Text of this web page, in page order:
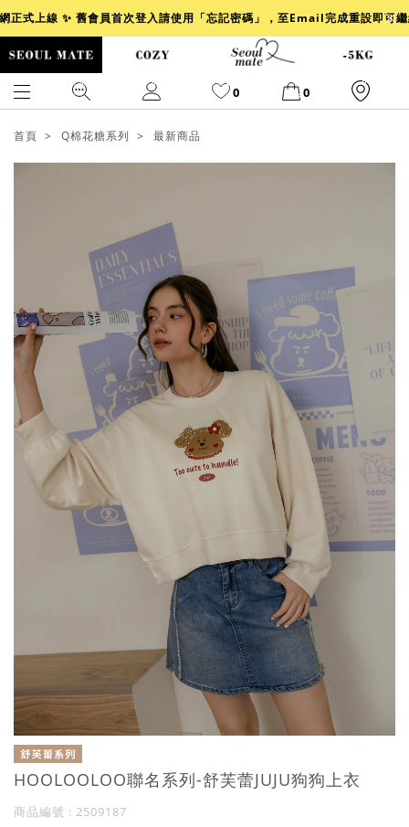
正式上線 ✨ 舊會員首次登入請使用「忘記密碼」，至Email完成重設即可
0 0
透膚
褲裙 牛仔裙 冰感
涼感
首頁 Q棉花糖系列 最新商品
HOOLOOLOO聯名系列-舒芙蕾JUJU狗狗上衣
商品編號 : 2509187